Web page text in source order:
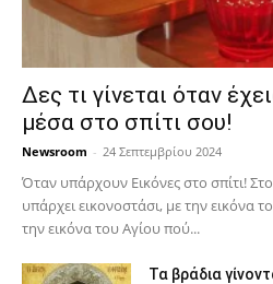
Δες τι γίνεται όταν
μέσα στο σπίτι σου!
Newsroom - 24 Σεπτεμβρίου 2024
Όταν υπάρχουν Εικόνες στο σπίτι!
υπάρχει εικονοστάσι, με την εικόνα
την εικόνα του Αγίου πού...
Τα βράδια